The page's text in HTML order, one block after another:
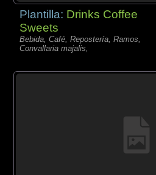
Plantilla: Drinks Coffee
Sweets
Bebida, Café, Repostería, Ramos,
Convallaria majalis,